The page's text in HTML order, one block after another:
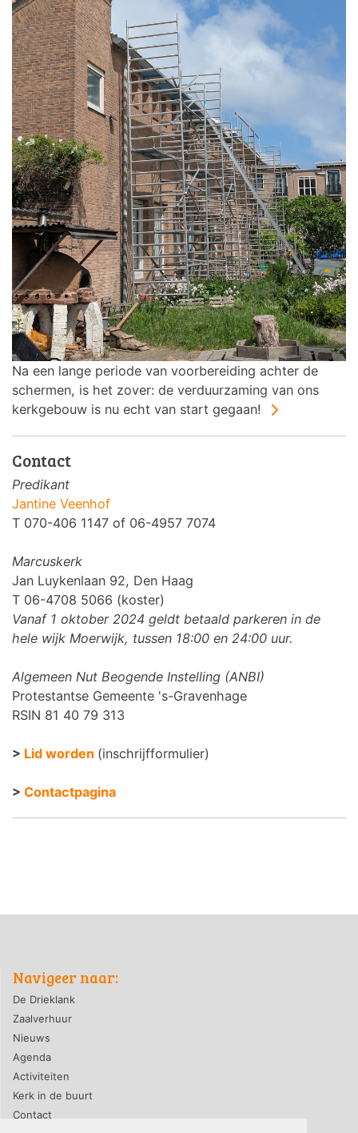
Na een lange periode van voorbereiding achter de
schermen, is het zover: de verduurzaming van ons
kerkgebouw is nu echt van start gegaan!
Contact
Predikant
Jantine Veenhof
T 070-406 1147 of 06-4957 7074
Marcuskerk
Jan Luykenlaan 92, Den Haag
T 06-4708 5066 (koster)
Vanaf 1 oktober 2024 geldt betaald parkeren in de
hele wijk Moerwijk, tussen 18:00 en 24:00 uur.
Algemeen Nut Beogende Instelling (ANBI)
Protestantse Gemeente 's-Gravenhage
RSIN 81 40 79 313
> Lid worden (inschrijfformulier)
> Contactpagina
Navigeer naar:
De Drieklank
Zaalverhuur
Nieuws
Agenda
Activiteiten
Kerk in de buurt
Contact